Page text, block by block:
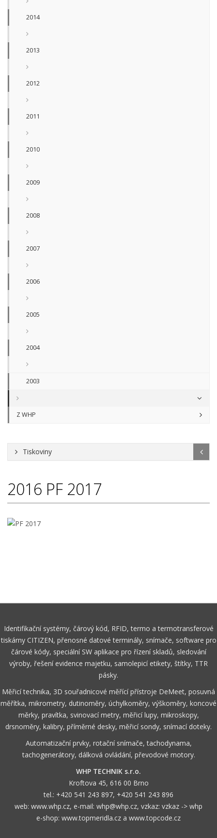
2014
2013
2012
2011
2010
2009
2008
2007
2006
2005
2004
2003
Z WHP
Tiskoviny
2016 PF 2017
Identifikační systémy, čárový kód, RFID, termo a termotransferové
tiskárny CITIZEN, přenosné datové terminály, snímače, software pro
čárové kódy, speciální SW aplikace pro řízení skladů, sledování
výroby, řešení evidence majetku, samolepicí etikety, štítky, TTR
pásky.
Měřicí technika, 3D souřadnicové měřící přístroje DeMeet, posuvná
měřítka, mikrometry, dutinoměry, úchylkoměry, výškoměry, koncové
měrky, pravítka, svinovací metry, měřicí lupy, mikroskopy,
drsnoměry, kalibry, příměrné desky, měřicí sondy, snímací doteky.
Automatizační prvky, rotační snímače, tachodynama,
tachogenerátory, dálková ovládání, převodové motory.
WHP TECHNIK s.r.o.
Kroftova 45, 616 00 Brno
tel.: +420 541 243 897, +420 541 243 896
web: www.whp.cz, e-mail: whp@whp.cz, vzkaz: vzkaz -> whp
e-shop: www.topmeridla.cz a www.topcode.cz